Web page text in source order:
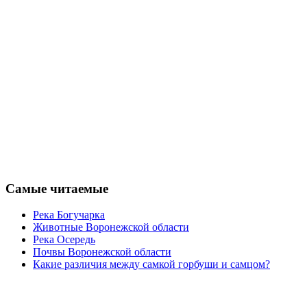
Самые читаемые
Река Богучарка
Животные Воронежской области
Река Осередь
Почвы Воронежской области
Какие различия между самкой горбуши и самцом?